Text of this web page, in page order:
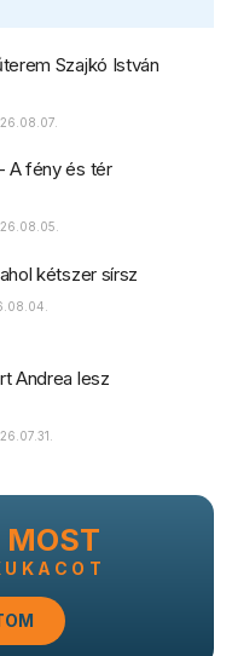
Szajkó István
A fény és tér
kétszer sírsz
Andrea lesz
MOST